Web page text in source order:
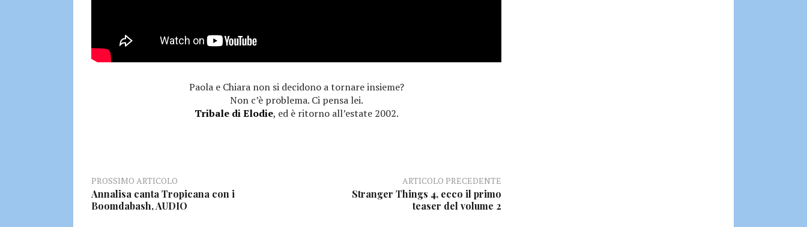
Paola e Chiara non si decidono a tornare insieme?
Non c’è problema. Ci pensa lei.
Tribale di Elodie, ed è ritorno all’estate 2002.
PROSSIMO ARTICOLO
Annalisa canta Tropicana con i
Boomdabash, AUDIO
ARTICOLO PRECEDENTE
Stranger Things 4, ecco il primo
teaser del volume 2